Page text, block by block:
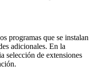
programas que se instalan
adicionales. En la
selección de extensiones